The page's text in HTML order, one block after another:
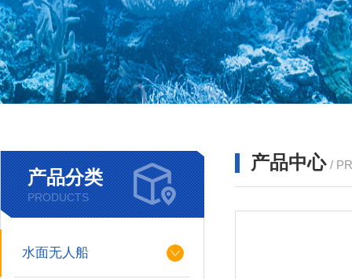
产品分类
PRODUCTS
水面无人船
产品中心 /